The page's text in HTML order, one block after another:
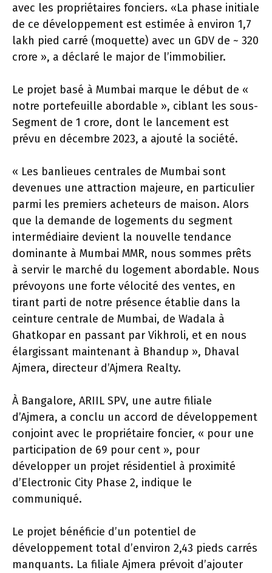
avec les propriétaires fonciers. «La phase initiale
de ce développement est estimée à environ 1,7
lakh pied carré (moquette) avec un GDV de ~ 320
crore », a déclaré le major de l’immobilier.
Le projet basé à Mumbai marque le début de «
notre portefeuille abordable », ciblant les sous-
Segment de 1 crore, dont le lancement est
prévu en décembre 2023, a ajouté la société.
« Les banlieues centrales de Mumbai sont
devenues une attraction majeure, en particulier
parmi les premiers acheteurs de maison. Alors
que la demande de logements du segment
intermédiaire devient la nouvelle tendance
dominante à Mumbai MMR, nous sommes prêts
à servir le marché du logement abordable. Nous
prévoyons une forte vélocité des ventes, en
tirant parti de notre présence établie dans la
ceinture centrale de Mumbai, de Wadala à
Ghatkopar en passant par Vikhroli, et en nous
élargissant maintenant à Bhandup », Dhaval
Ajmera, directeur d’Ajmera Realty.
À Bangalore, ARIIL SPV, une autre filiale
d’Ajmera, a conclu un accord de développement
conjoint avec le propriétaire foncier, « pour une
participation de 69 pour cent », pour
développer un projet résidentiel à proximité
d’Electronic City Phase 2, indique le
communiqué.
Le projet bénéficie d’un potentiel de
développement total d’environ 2,43 pieds carrés
manquants. La filiale Ajmera prévoit d’ajouter